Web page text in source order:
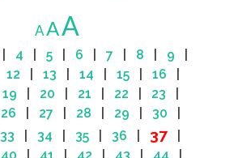
AAA
4 5| 6 7 8 9
12 13 14 15 16
19 20 21 22 23
26 27 28 29 30
33 34 35 36 37